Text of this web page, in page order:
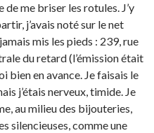
de me briser les rotules. J’y
j’avais noté sur le net
mis les pieds : 239, rue
du retard (l’émission était
bien en avance. Je faisais le
j’étais nerveux, timide. Je
au milieu des bijouteries,
silencieuses, comme une